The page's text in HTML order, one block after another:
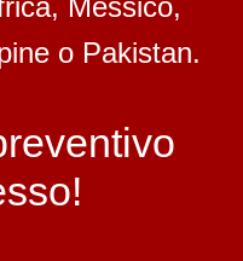
Messico,
o Pakistan.